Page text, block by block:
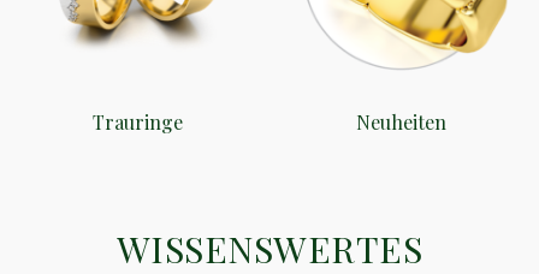
Trauringe Neuheiten
WISSENSWERTES